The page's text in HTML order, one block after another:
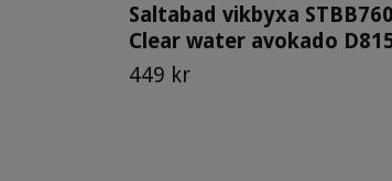
Saltabad vikbyxa STBB760
Clear water avokado
449 kr